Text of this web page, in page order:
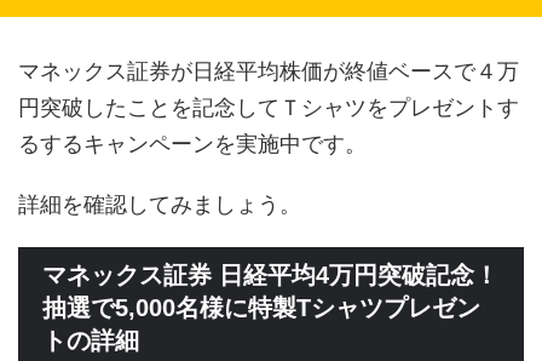
マネックス証券が日経平均株価が終値ベースで４万
円突破したことを記念してＴシャツをプレゼントす
るするキャンペーンを実施中です。
詳細を確認してみましょう。
マネックス証券 日経平均4万円突破記念！
抽選で5,000名様に特製Tシャツプレゼン
トの詳細